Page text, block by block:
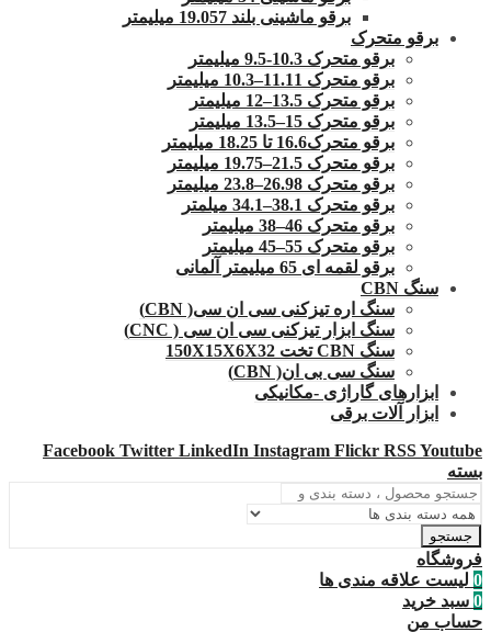
برقو ماشینی بلند 19.057 میلیمتر
برقو متحرک
برقو متحرک 10.3-9.5 میلیمتر
برقو متحرک 11.11–10.3 میلیمتر
برقو متحرک 13.5–12 میلیمتر
برقو متحرک 15–13.5 میلیمتر
برقو متحرک16.6 تا 18.25 میلیمتر
برقو متحرک 21.5–19.75 میلیمتر
برقو متحرک 26.98–23.8 میلیمتر
برقو متحرک 38.1–34.1 میلمتر
برقو متحرک 46–38 میلیمتر
برقو متحرک 55–45 میلیمتر
برقو لقمه ای 65 میلیمتر آلمانی
سنگ CBN
سنگ اره تیزکنی سی ان سی( CBN)
سنگ ابزار تیزکنی سی ان سی ( CNC)
سنگ CBN تخت 150X15X6X32
سنگ سی بی ان( CBN)
ابزارهای گاراژی -مکانیکی
ابزار آلات برقی
Facebook Twitter LinkedIn Instagram Flickr RSSYoutube
بسته
جستجو
فروشگاه
0 لیست علاقه مندی ها
0 سبد خرید
حساب من